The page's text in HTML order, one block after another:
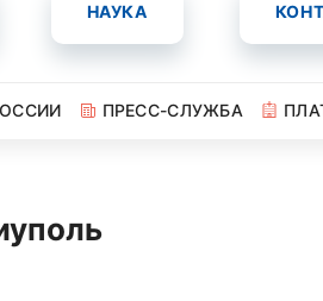
НАУКА
ПРЕСС-СЛУЖБА